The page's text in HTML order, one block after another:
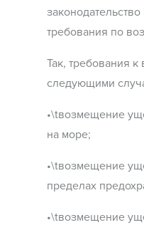
требования по
Так, требования
следующими
•\tвозмещение
на море;
•\tвозмещение
пределах
•\tвозмещение